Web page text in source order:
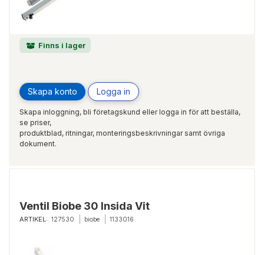
Finns i lager
Skapa konto Logga in
Skapa inloggning, bli företagskund eller logga in för att beställa,
se priser,
produktblad, ritningar, monteringsbeskrivningar samt övriga
dokument.
Ventil Biobe 30 Insida Vit
ARTIKEL: 127530 biobe 1133016